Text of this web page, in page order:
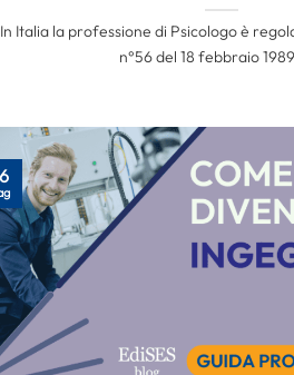
In Italia la professione di Psicologo è
n°56 del 18 febbraio